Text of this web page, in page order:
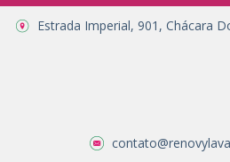
Estrada Imperial, 901, Chácara